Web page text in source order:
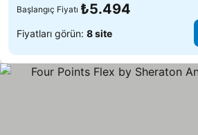
Başlangıç Fiyatı ₺5.494
Fiyatları görün: 8 site